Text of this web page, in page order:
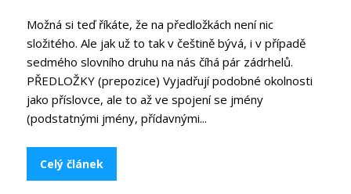
Možná si teď říkáte, že na předložkách není nic
složitého. Ale jak už to tak v češtině bývá, i v případě
sedmého slovního druhu na nás číhá pár zádrhelů.
PŘEDLOŽKY (prepozice) Vyjadřují podobné okolnosti
jako příslovce, ale to až ve spojení se jmény
(podstatnými jmény, přídavnými...
Celý článek